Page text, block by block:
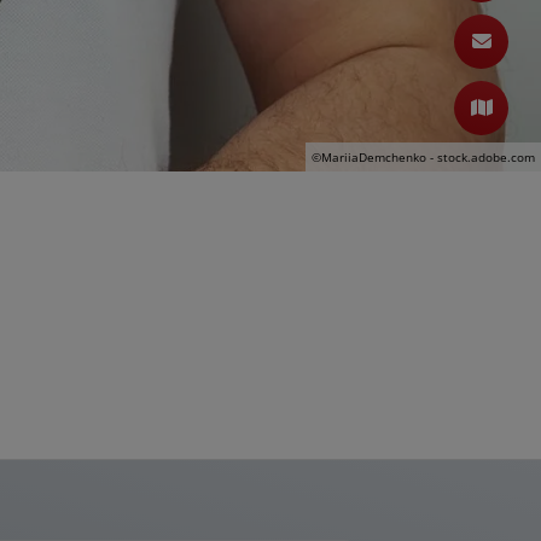
©MariiaDemchenko - stock.adobe.com